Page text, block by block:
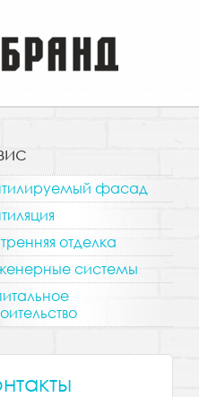
фасад
отделка
системы